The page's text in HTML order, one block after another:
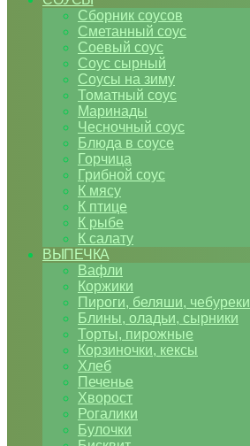
Сборник соусов
Сметанный соус
Соевый соус
Соус сырный
Соусы на зиму
Томатный соус
Маринады
Чесночный соус
Блюда в соусе
Горчица
Грибной соус
К мясу
К птице
К рыбе
К салату
ВЫПЕЧКА
Вафли
Коржики
Пироги, беляши, чебуреки
Блины, оладьи, сырники
Торты, пирожные
Корзиночки, кексы
Хлеб
Печенье
Хворост
Рогалики
Булочки